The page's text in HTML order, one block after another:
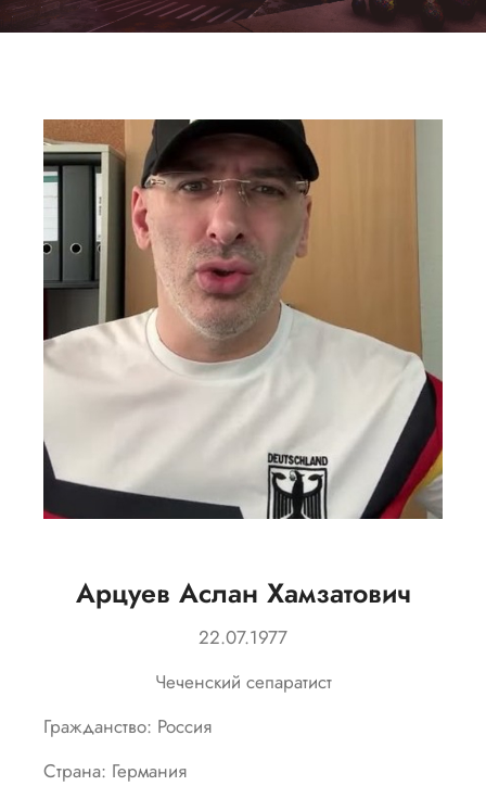
Арцуев Аслан Хамзатович
22.07.1977
Чеченский сепаратист
Гражданство: Россия
Страна: Германия